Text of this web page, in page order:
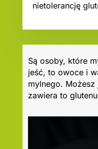
nietolerancję
Są osoby, które
jeść, to owoce i
mylnego.
zawiera to